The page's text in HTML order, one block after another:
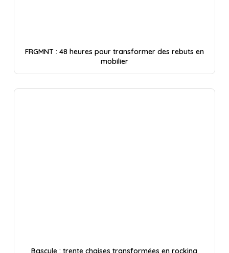
FRGMNT : 48 heures pour transformer des rebuts en
mobilier
Bascule : trente chaises transformées en rocking